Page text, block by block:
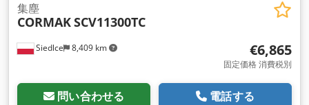
Siedlce 8,409 km
集塵
CORMAKSCV11300TC
€6,865
固定価格 消費税別
問い合わせる 電話する